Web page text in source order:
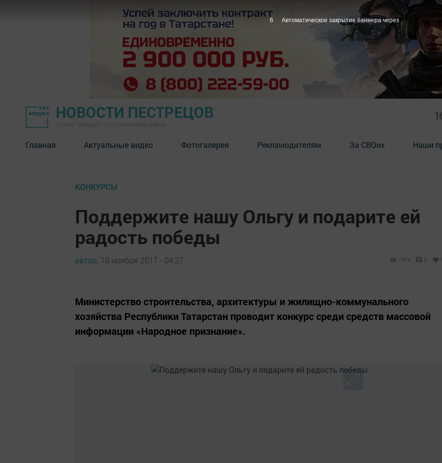
НОВОСТИ ПЕСТРЕЦОВ
Главная Актуальные видео Фотогалерея Рекламодателям За СВОих Наши
КОНКУРСЫ
Поддержите нашу Ольгу и подарите ей
радость победы
автор, 10 ноября 2017 - 04:27 1314 0
Министерство строительства, архитектуры и жилищно-коммунального
хозяйства Республики Татарстан проводит конкурс среди средств массовой
информации «Народное признание».
5 Автоматическое закрытие баннера через